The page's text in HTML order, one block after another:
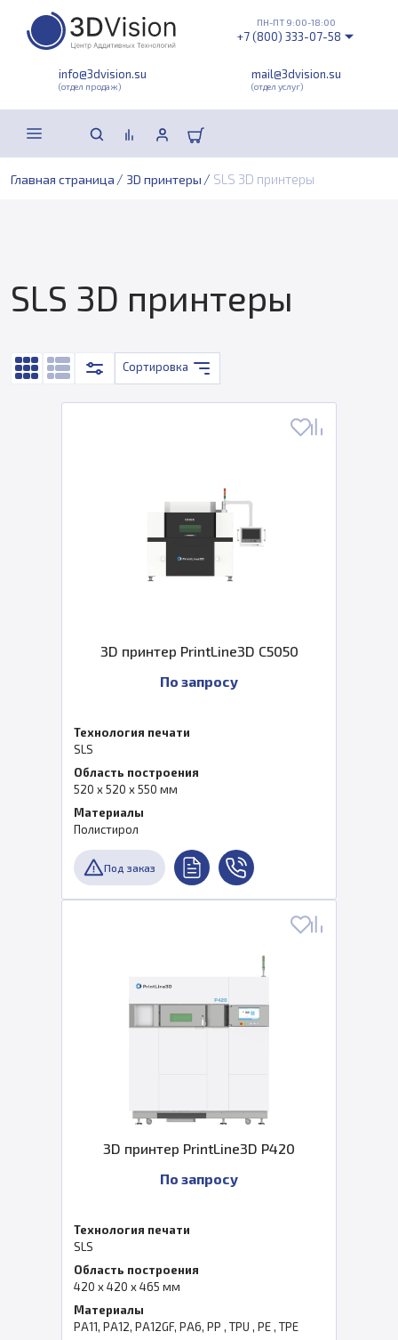
info@3dvision.su
(отдел продаж)
mail@3dvision.su
(отдел услуг)
ПН-ПТ 9:00-18:00
+7 (800) 333-07-58
Главная страница / 3D принтеры / SLS 3D принтеры
SLS 3D принтеры
Сортировка
3D принтер PrintLine3D C5050
По запросу
Технология печати
SLS
Область построения
520 x 520 x 550 мм
Материалы
Полистирол
Под заказ
3D принтер PrintLine3D P420
По запросу
Технология печати
SLS
Область построения
420 x 420 x 465 мм
Материалы
PA11, PA12, PA12GF, PA6, PP , TPU , PE , TPE